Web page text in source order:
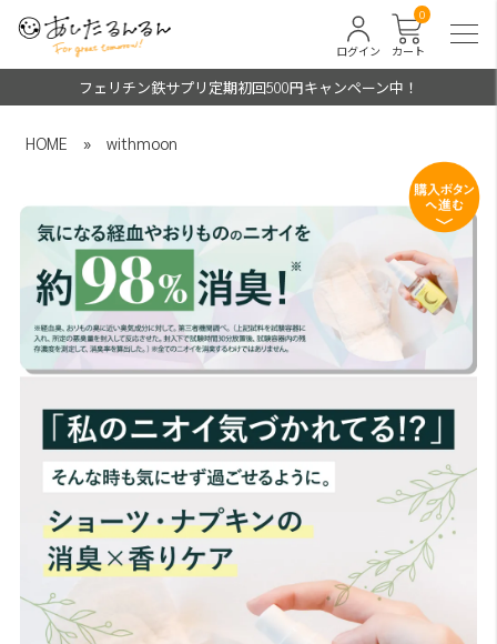
カート
0
ログイン
フェリチン鉄サプリ定期初回500円キャンペーン中！
HOME » withmoon